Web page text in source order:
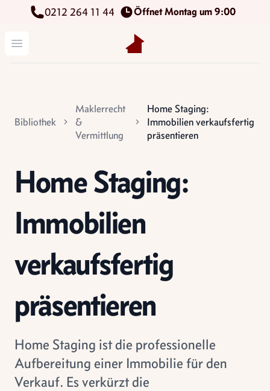
0212 264 11 44 Öffnet Montag um 9:00
Menü öffnen Kettenbach Immobilien GmbH
Bibliothek
Maklerrecht
&
Vermittlung
Home Staging:
Immobilien verkaufsfertig
präsentieren
Home Staging:
Immobilien
verkaufsfertig
präsentieren
Home Staging ist die professionelle
Aufbereitung einer Immobilie für den
Verkauf. Es verkürzt die